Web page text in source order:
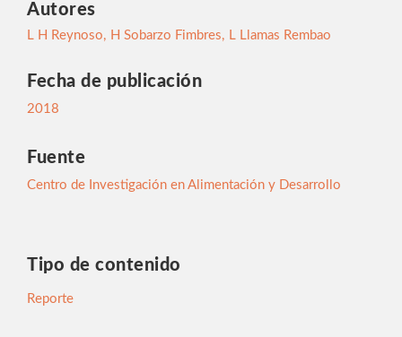
Autores
L H Reynoso, H Sobarzo Fimbres, L Llamas Rembao
Fecha de publicación
2018
Fuente
Centro de Investigación en Alimentación y Desarrollo
Tipo de contenido
Reporte